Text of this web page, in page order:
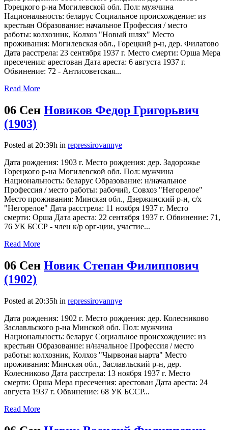
Горецкого р-на Могилевской обл. Пол: мужчина
Национальность: беларус Социальное происхождение: из
крестьян Образование: начальное Профессия / место
работы: колхозник, Колхоз "Новый шлях" Место
проживания: Могилевская обл., Горецкий р-н, дер. Филатово
Дата расстрела: 23 сентября 1937 г. Место смерти: Орша Мера
пресечения: арестован Дата ареста: 6 августа 1937 г.
Обвинение: 72 - Антисоветская...
Read More
06 Сен Новиков Федор Григорьвич
(1903)
Posted at 20:39h in repressirovannye
Дата рождения: 1903 г. Место рождения: дер. Задорожье
Горецкого р-на Могилевской обл. Пол: мужчина
Национальность: беларус Образование: н/начальное
Профессия / место работы: рабочий, Совхоз "Негорелое"
Место проживания: Минская обл., Дзержинский р-н, с/х
"Негорелое" Дата расстрела: 11 ноября 1937 г. Место
смерти: Орша Дата ареста: 22 сентября 1937 г. Обвинение: 71,
76 УК БССР - член к/р орг-ции, участие...
Read More
06 Сен Новик Степан Филиппович
(1902)
Posted at 20:35h in repressirovannye
Дата рождения: 1902 г. Место рождения: дер. Колесниково
Заславльского р-на Минской обл. Пол: мужчина
Национальность: беларус Социальное происхождение: из
крестьян Образование: н/начальное Профессия / место
работы: колхозник, Колхоз "Чырвоная ыарта" Место
проживания: Минская обл., Заславльский р-н, дер.
Колесниково Дата расстрела: 13 ноября 1937 г. Место
смерти: Орша Мера пресечения: арестован Дата ареста: 24
августа 1937 г. Обвинение: 68 УК БССР...
Read More